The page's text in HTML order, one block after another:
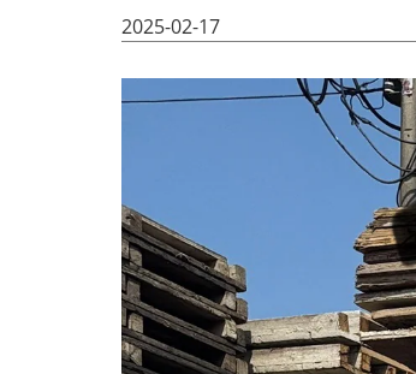
2025-02-17